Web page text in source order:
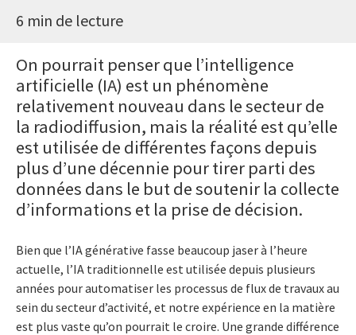
6 min de lecture
On pourrait penser que l’intelligence
artificielle (IA) est un phénomène
relativement nouveau dans le secteur de
la radiodiffusion, mais la réalité est qu’elle
est utilisée de différentes façons depuis
plus d’une décennie pour tirer parti des
données dans le but de soutenir la collecte
d’informations et la prise de décision.
Bien que l’IA générative fasse beaucoup jaser à l’heure
actuelle, l’IA traditionnelle est utilisée depuis plusieurs
années pour automatiser les processus de flux de travaux au
sein du secteur d’activité, et notre expérience en la matière
est plus vaste qu’on pourrait le croire. Une grande différence